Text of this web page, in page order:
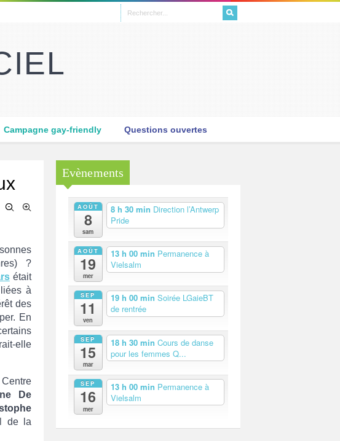
Campagne gay-friendly Questions ouvertes
?
était
à
des
En
elle
De
de la
Evènements
AOÛT
8
sam
8 h 30 min Direction l’Antwerp
Pride
AOÛT
19
mer
13 h 00 min Permanence à
Vielsalm
SEP
11
ven
19 h 00 min Soirée LGaieBT
de rentrée
SEP
15
mar
18 h 30 min Cours de danse
pour les femmes Q...
SEP
16
mer
13 h 00 min Permanence à
Vielsalm